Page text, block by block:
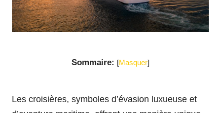
Sommaire: [Masquer]
Les croisières, symboles d’évasion luxueuse et